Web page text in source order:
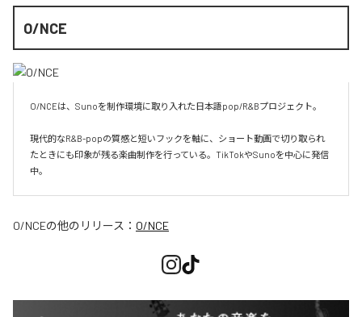
O/NCE
O/NCEは、Sunoを制作環境に取り入れた日本語pop/R&Bプロジェクト。
現代的なR&B-popの質感と短いフックを軸に、ショート動画で切り取られ
たときにも印象が残る楽曲制作を行っている。TikTokやSunoを中心に発信
O/NCEの他のリリース： O/NCE